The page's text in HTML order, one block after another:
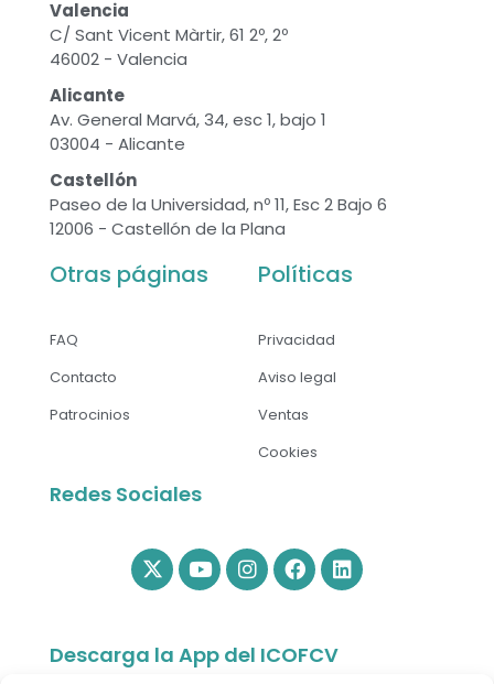
Valencia
C/ Sant Vicent Màrtir, 61 2º, 2º
46002 - Valencia
Alicante
Av. General Marvá, 34, esc 1, bajo 1
03004 - Alicante
Castellón
Paseo de la Universidad, nº 11, Esc 2 Bajo 6
12006 - Castellón de la Plana
Otras páginas
FAQ
Contacto
Patrocinios
Políticas
Privacidad
Aviso legal
Ventas
Cookies
Redes Sociales
Descarga la App del ICOFCV